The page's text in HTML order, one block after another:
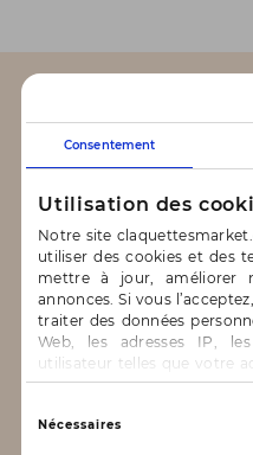
Consentement
Utilisation des
Notre site
utiliser des cookies et des
mettre à jour, améliorer
annonces. Si vous
traiter des données
Web, les adresses IP,
utilisateur telles que votre
Vous avez le choix d’«
utilisations, de «
de sélectionner vos
Nécessaires
CLAQUETTES
Notre concept
Blog
CONTACT & AIDE
FAQ
Nous contacter
INFORMATIONS